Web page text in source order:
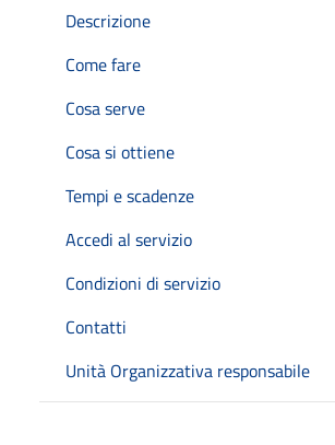
Descrizione
Come fare
Cosa serve
Cosa si ottiene
Tempi e scadenze
Accedi al servizio
Condizioni di servizio
Contatti
Unità Organizzativa responsabile